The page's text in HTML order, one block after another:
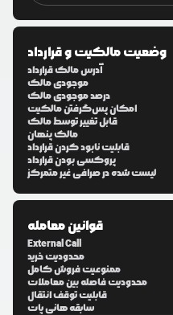
وضعیت مالکیت و قرارداد
آدرس مالک قرارداد
موجودی مالک
درصد موجودی مالک
امکان پس‌گرفتن مالکیت
قابل تغییر توسط مالک
مالک پنهان
قابلیت نابود کردن قرارداد
پروکسی بودن قرارداد
لیست شده در صرافی غیر متمرکز
قوانین معامله
External Call
محدودیت خرید
ممنوعیت فروش کامل
محدودیت فاصله بین معاملات
قابلیت توقف انتقال
سابقه هانی پات